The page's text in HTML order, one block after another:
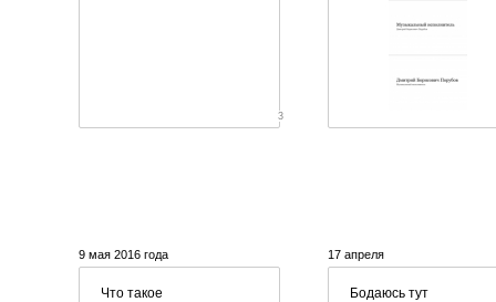
3
9 мая 2016 года
Что такое
17 апреля
Бодаюсь тут